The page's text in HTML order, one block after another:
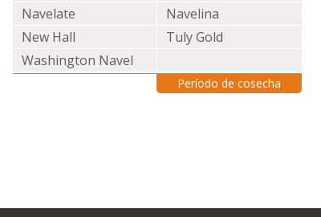
Navelate
Navelina
New Hall
Tuly Gold
Washington Navel
Período de cosecha